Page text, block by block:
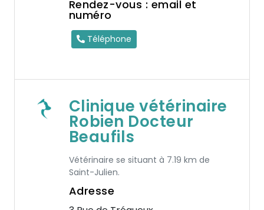
Rendez-vous : email et
numéro
Téléphone
Clinique vétérinaire
Robien Docteur
Beaufils
Vétérinaire se situant à 7.19 km de
Saint-Julien.
Adresse